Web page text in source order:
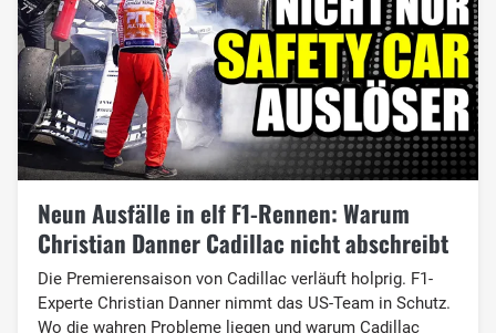
Neun Ausfälle in elf F1-Rennen: Warum
Christian Danner Cadillac nicht abschreibt
Die Premierensaison von Cadillac verläuft holprig. F1-
Experte Christian Danner nimmt das US-Team in Schutz.
Wo die wahren Probleme liegen und warum Cadillac